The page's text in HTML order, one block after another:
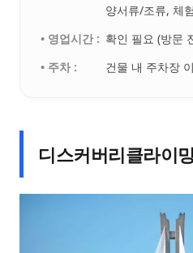
양서류/조류, 체
• 영업시간 : 확인 필요 (방문
• 주차 :
건물 내 주차장
디스커버리클라이